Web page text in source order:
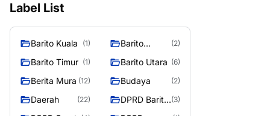
Tantangan Keamanan Daerah
Label List
Barito Kuala (1)
Barito
(2)
Barito Timur (1) Barito Utara (6)
Berita Mura (12) Budaya (2)
Daerah (22)
DPRD Barito (3)